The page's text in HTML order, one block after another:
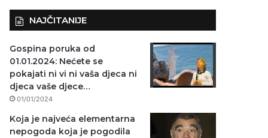
NAJČITANIJE
Gospina poruka od
01.01.2024: Nećete se
pokajati ni vi ni vaša djeca ni
djeca vaše djece…
01/01/2024
Koja je najveća elementarna
nepogoda koja je pogodila